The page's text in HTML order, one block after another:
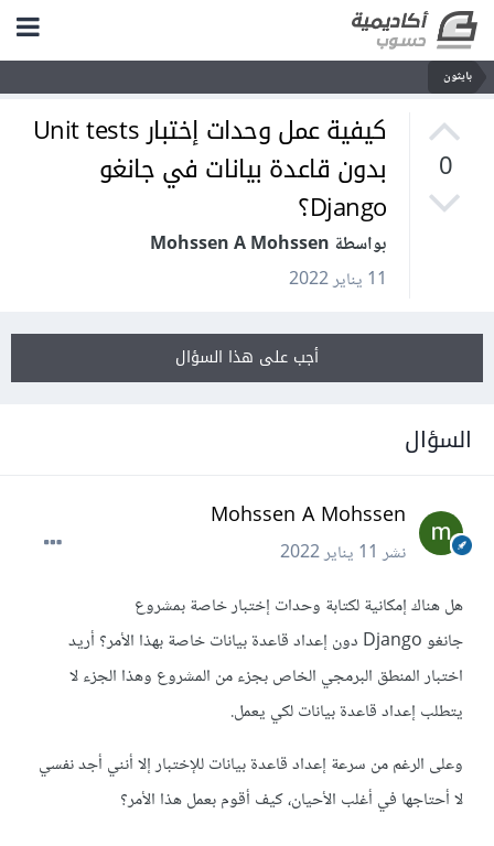
بايثون
0
كيفية عمل وحدات إختبار Unit tests
بدون قاعدة بيانات في جانغو
Django؟
بواسطة Mohssen A Mohssen
11 يناير 2022
أجب على هذا السؤال
السؤال
Mohssen A Mohssen
نشر11 يناير 2022
هل هناك إمكانية لكتابة وحدات إختبار خاصة بمشروع
جانغو Django دون إعداد قاعدة بيانات خاصة بهذا الأمر؟ أريد
اختبار المنطق البرمجي الخاص بجزء من المشروع وهذا الجزء لا
يتطلب إعداد قاعدة بيانات لكي يعمل.
وعلى الرغم من سرعة إعداد قاعدة بيانات للإختبار إلا أنني أجد نفسي
لا أحتاجها في أغلب الأحيان، كيف أقوم بعمل هذا الأمر؟